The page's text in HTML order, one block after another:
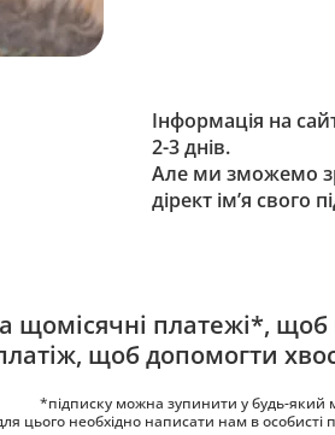
Інформація на
2-3 днів.
Але ми зможемо
дірект ім’я свого
щомісячні платежі*, щоб
щоб допомогти
*підписку можна зупинити у будь-який
цього необхідно написати нам в особисті